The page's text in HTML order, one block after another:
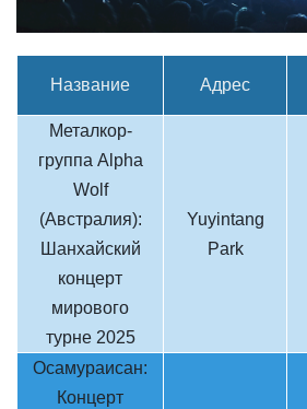
Название Адрес
Металкор-
группа Alpha
Wolf
(Австралия):
Шанхайский
концерт
мирового
турне 2025
Yuyintang
Park
Осамураисан:
Концерт